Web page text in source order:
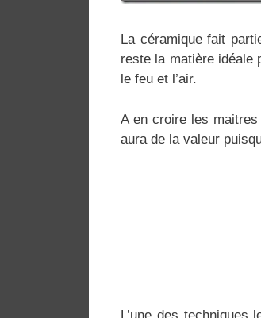
La céramique fait
reste la matière idéale
le feu et l’air.
A en croire les maitres
aura de la valeur
L’une des